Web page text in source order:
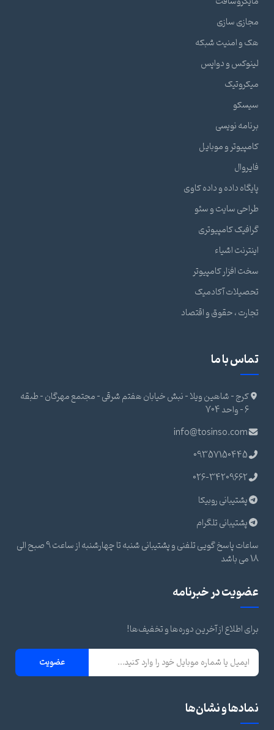
مجازی سازی
هک و امنیت شبکه
لینوکس و دواپس
میکروتیک
سیسکو
برنامه نویسی
کامپیوتر و موبایل
فایروال
پایگاه داده و داده کاوی
طراحی سایت و سئو
گرافیک کامپیوتری
اینترنت اشیاء
سخت افزار کامپیوتر
تحصیلات آکادمیک
تجارت ، حقوق و اقتصاد
تماس با ما
کرج - شاهین ویلا - نبش خیابان هفتم شرقی - مجتمع مهرگان - طبقه
6 - واحد 704
info@tosinso.com
09357150445
026-34209662
پشتیبانی روبیکا
پشتیبانی تلگرام
ساعات پاسخ گویی تلفنی و پشتیبانی شنبه تا چهارشنبه از ساعت 9 صبح الی
18 می باشد
عضویت در خبرنامه
برای اطلاع از آخرین دوره‌ها و تخفیف‌ها!
عضویت
نمادها و نشان‌ها